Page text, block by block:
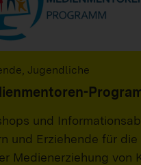
Jugendliche
und
und Erziehende für die
Medienerziehung von